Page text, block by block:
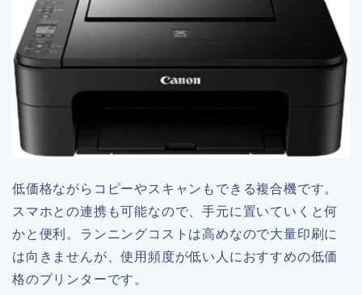
低価格ながらコピーやスキャンもできる複合機です。
スマホとの連携も可能なので、手元に置いていくと何
かと便利。ランニングコストは高めなので大量印刷に
は向きませんが、使用頻度が低い人におすすめの低価
格のプリンターです。